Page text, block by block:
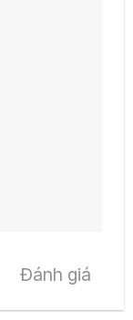
Đánh giá